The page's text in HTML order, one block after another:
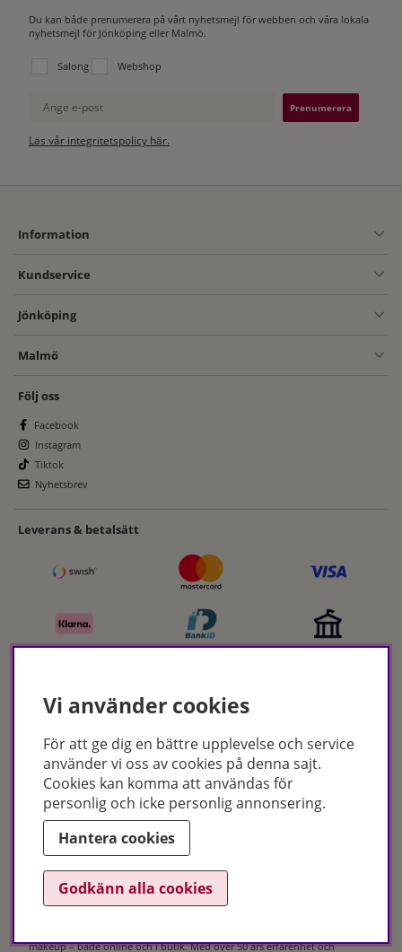
Du kan både prenumerera på vårt nyhetsmejl för webben och våra lokala
nyhetsmejl för Jönköping eller Malmö.
Välj vilken lista du vill prenumerera på:
Salong Webshop
Ange e-post
Läs vår integritetspolicy här.
Information
Kundservice
Jönköping
Malmö
Följ oss
Facebook
Instagram
Tiktok
Nyhetsbrev
Leverans & betalsätt
makeup – både online och i butik. Med över 50 års erfarenhet och
Vi använder cookies
För att ge dig en bättre upplevelse och service
använder vi oss av cookies på denna sajt.
Cookies kan komma att användas för
personlig och icke personlig annonsering.
Hantera cookies
Godkänn alla cookies